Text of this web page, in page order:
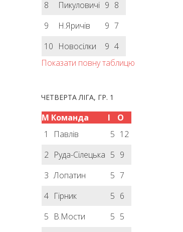
8
Пикуловичі 9 8
9
Н.Яричів 9 7
10 Новосілки 9 4
Показати повну таблицю
ЧЕТВЕРТА ЛІГА, ГР. 1
М Команда І
О
1
Павлів 5 12
2 Руда-Сілецька 5 9
3 Лопатин 5 7
4 Гірник 5 6
5 В.Мости 5 5